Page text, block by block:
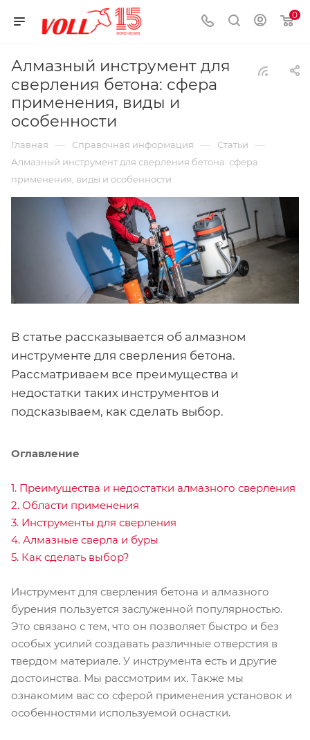
0
Алмазный инструмент для
сверления бетона: сфера
применения, виды и
особенности
Главная — Справочная информация — Статьи —
Алмазный инструмент для сверления бетона: сфера
применения, виды и особенности
В статье рассказывается об алмазном
инструменте для сверления бетона.
Рассматриваем все преимущества и
недостатки таких инструментов и
подсказываем, как сделать выбор.
Оглавление
1. Преимущества и недостатки алмазного сверления
2. Области применения
3. Инструменты для сверления
4. Алмазные сверла и буры
5. Как сделать выбор?
Инструмент для сверления бетона и алмазного
бурения пользуется заслуженной популярностью.
Это связано с тем, что он позволяет быстро и без
особых усилий создавать различные отверстия в
твердом материале. У инструмента есть и другие
достоинства. Мы рассмотрим их. Также мы
ознакомим вас со сферой применения установок и
особенностями используемой оснастки.